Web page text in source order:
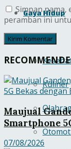
Gaya Hidup
All
Kuliner
Simpan nama,
peramban ini
Maujual
Smartphone
07/08/2026